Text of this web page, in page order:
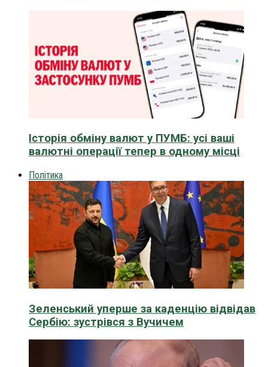
Історія обміну валют у ПУМБ: усі ваші
валютні операції тепер в одному місці
Політика
Зеленський уперше за каденцію відвідав
Сербію: зустрівся з Вучичем